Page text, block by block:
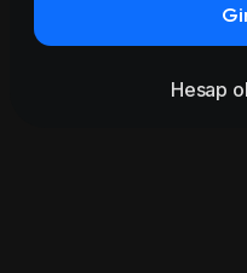
Hesap